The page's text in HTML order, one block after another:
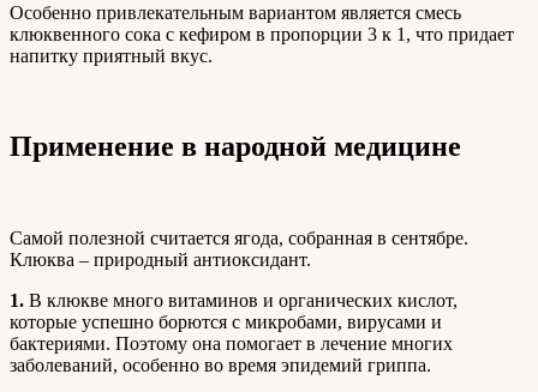
Особенно привлекательным вариантом является смесь
клюквенного сока с кефиром в пропорции 3 к 1, что придает
напитку приятный вкус.
Применение в народной медицине
Самой полезной считается ягода, собранная в сентябре.
Клюква – природный антиоксидант.
1. В клюкве много витаминов и органических кислот,
которые успешно борются с микробами, вирусами и
бактериями. Поэтому она помогает в лечение многих
заболеваний, особенно во время эпидемий гриппа.